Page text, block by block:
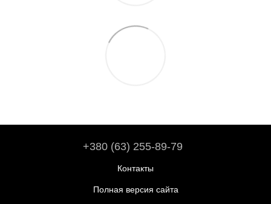
+380 (63) 255-89-79
Контакты
Полная версия сайта